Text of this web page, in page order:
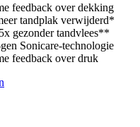
feedback over dekking
tandplak verwijderd*
gezonder tandvlees**
Sonicare-technologie
feedback over druk